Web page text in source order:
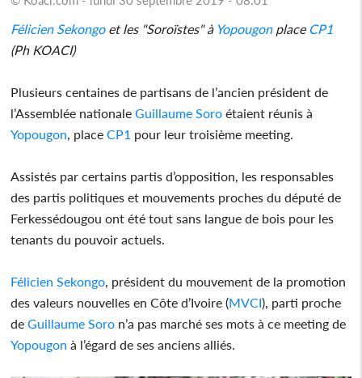
Félicien Sekongoet les "Soroïstes" à Yopougonplace CP1
(Ph KOACI)
Plusieurs centaines de partisans de l’ancien président de
l’Assemblée nationaleGuillaume Soro étaient réunis à
Yopougon , placeCP1 pour leur troisième meeting.
Assistés par certains partis d’opposition, les responsables
des partis politiques et mouvements proches du député de
Ferkessédougou ont été tout sans langue de bois pour les
tenants du pouvoir actuels.
Félicien Sekongo , président du mouvement de la promotion
des valeurs nouvelles en Côte d’Ivoire (MVCI), parti proche
deGuillaume Soro n’a pas marché ses mots à ce meeting de
Yopougon à l’égard de ses anciens alliés.